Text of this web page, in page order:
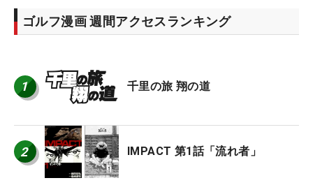
ゴルフ漫画 週間アクセスランキング
1 千里の旅 翔の道
2 IMPACT 第1話「流れ者」